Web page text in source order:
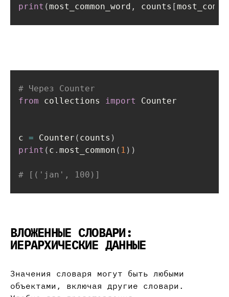
print (most_common_word , counts [
# Через Counter
from collections import Counter
c = Counter ( counts )
print ( c . most_common ( 1 ) )
# [('jan', 100)]
ВЛОЖЕННЫЕ СЛОВАРИ:
ИЕРАРХИЧЕСКИЕ ДАННЫЕ
Значения словаря могут быть любыми
объектами, включая другие словари.